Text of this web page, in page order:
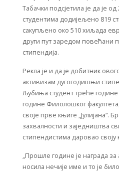
Табачки подсјетила је да је
студентима додијељено 819
сакупљено око 510 хиљада
други пут заредом повећани
стипендија.
Рекла је и да је добитник
активизам дугогодишњи
Љубиња студент треће године
године Филолошког
своје прве књиге „Јулијана“.
захвалности и заједништва
стипендистима даровао своју
„Прошле године је награда
носила нечије име и то је